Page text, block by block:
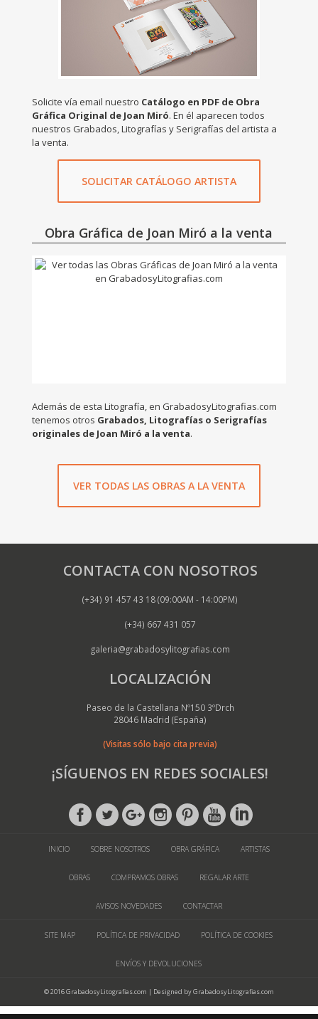
Solicite vía email nuestro Catálogo en PDF de Obra
Gráfica Original de Joan Miró. En él aparecen todos
nuestros Grabados, Litografías y Serigrafías del artista a
la venta.
SOLICITAR CATÁLOGO ARTISTA
Obra Gráfica de Joan Miró a la venta
Además de esta Litografía, en GrabadosyLitografias.com
tenemos otros Grabados, Litografías o Serigrafías
originales de Joan Miró a la venta.
VER TODAS LAS OBRAS A LA VENTA
CONTACTA CON NOSOTROS
(+34) 91 457 43 18 (09:00AM - 14:00PM)
(+34) 667 431 057
galeria@grabadosylitografias.com
LOCALIZACIÓN
Paseo de la Castellana Nº150 3ºDrch
28046 Madrid (España)
(Visitas sólo bajo cita previa)
¡SÍGUENOS EN REDES SOCIALES!
INICIO SOBRE NOSOTROS OBRA GRÁFICA ARTISTAS
OBRAS COMPRAMOS OBRAS REGALAR ARTE
AVISOS NOVEDADES CONTACTAR
SITE MAP POLÍTICA DE PRIVACIDAD POLÍTICA DE COOKIES
ENVÍOS Y DEVOLUCIONES
© 2016 GrabadosyLitografias.com | Designed by GrabadosyLitografias.com